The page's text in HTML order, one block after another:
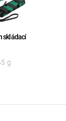
skládací
g